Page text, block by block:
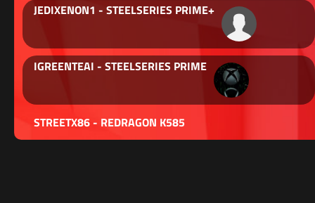
JEDIXENON1 - STEELSERIES PRIME+
IGREENTEAI - STEELSERIES PRIME
STREETX86 - REDRAGON K585